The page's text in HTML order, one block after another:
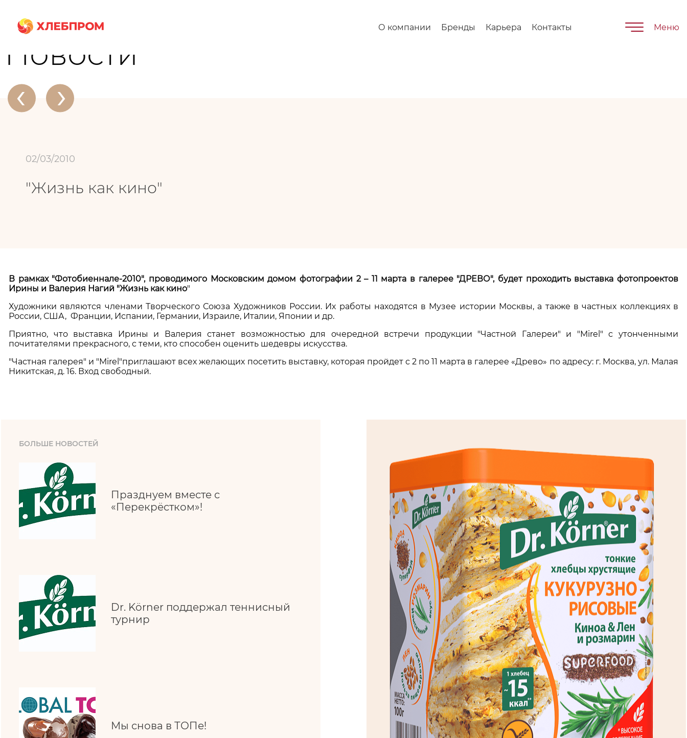
О компании Бренды Карьера Контакты Меню
Главная О компании Новости
Новости
‹ ›
02/03/2010
"Жизнь как кино"
В рамках "Фотобиеннале-2010", проводимого Московским домом фотографии 2 – 11 марта в галерее "ДРЕВО", будет проходить выставка фотопроектов
Ирины и Валерия Нагий "Жизнь как кино"
Художники являются членами Творческого Союза Художников России. Их работы находятся в Музее истории Москвы, а также в частных коллекциях в
России, США, Франции, Испании, Германии, Израиле, Италии, Японии и др.
Приятно, что выставка Ирины и Валерия станет возможностью для очередной встречи продукции "Частной Галереи" и "Mirel" с утонченными
почитателями прекрасного, с теми, кто способен оценить шедевры искусства.
"Частная галерея" и "Mirel"приглашают всех желающих посетить выставку, которая пройдет с 2 по 11 марта в галерее «Древо» по адресу: г. Москва, ул. Малая
Никитская, д. 16. Вход свободный.
БОЛЬШЕ НОВОСТЕЙ
Празднуем вместе с
«Перекрёстком»!
Dr. Körner поддержал теннисный
турнир
Мы снова в ТОПе!